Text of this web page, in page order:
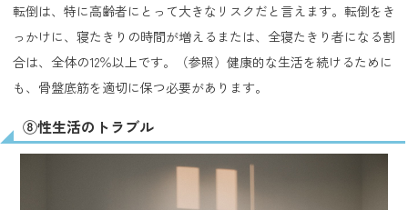
転倒は、特に高齢者にとって大きなリスクだと言えます。転倒をき
っかけに、寝たきりの時間が増えるまたは、全寝たきり者になる割
合は、全体の12％以上です。（参照）健康的な生活を続けるために
も、骨盤底筋を適切に保つ必要があります。
⑧性生活のトラブル